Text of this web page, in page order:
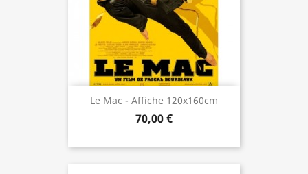
Le Mac - Affiche 120x160cm
70,00 €